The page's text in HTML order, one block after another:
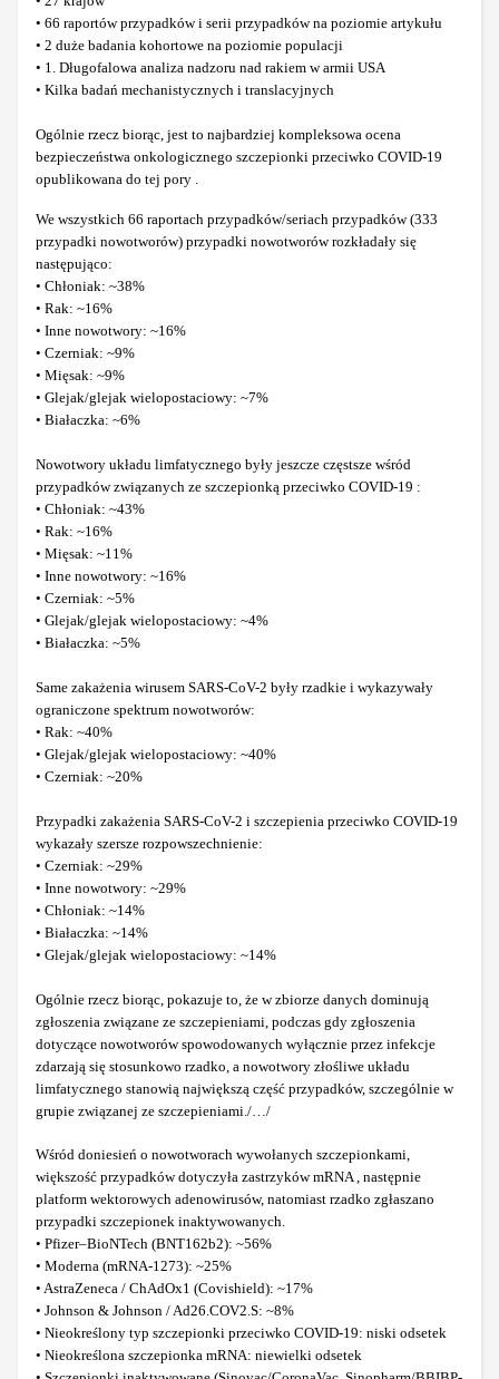
• 66 raportów przypadków i serii przypadków na poziomie artykułu
• 2 duże badania kohortowe na poziomie populacji
• 1. Długofalowa analiza nadzoru nad rakiem w armii USA
• Kilka badań mechanistycznych i translacyjnych
Ogólnie rzecz biorąc, jest to najbardziej kompleksowa ocena
bezpieczeństwa onkologicznego szczepionki przeciwko COVID-19
opublikowana do tej pory .
We wszystkich 66 raportach przypadków/seriach przypadków (333
przypadki nowotworów) przypadki nowotworów rozkładały się
następująco:
• Chłoniak: ~38%
• Rak: ~16%
• Inne nowotwory: ~16%
• Czerniak: ~9%
• Mięsak: ~9%
• Glejak/glejak wielopostaciowy: ~7%
• Białaczka: ~6%
Nowotwory układu limfatycznego były jeszcze częstsze wśród
przypadków związanych ze szczepionką przeciwko COVID-19 :
• Chłoniak: ~43%
• Rak: ~16%
• Mięsak: ~11%
• Inne nowotwory: ~16%
• Czerniak: ~5%
• Glejak/glejak wielopostaciowy: ~4%
• Białaczka: ~5%
Same zakażenia wirusem SARS-CoV-2 były rzadkie i wykazywały
ograniczone spektrum nowotworów:
• Rak: ~40%
• Glejak/glejak wielopostaciowy: ~40%
• Czerniak: ~20%
Przypadki zakażenia SARS-CoV-2 i szczepienia przeciwko COVID-19
wykazały szersze rozpowszechnienie:
• Czerniak: ~29%
• Inne nowotwory: ~29%
• Chłoniak: ~14%
• Białaczka: ~14%
• Glejak/glejak wielopostaciowy: ~14%
Ogólnie rzecz biorąc, pokazuje to, że w zbiorze danych dominują
zgłoszenia związane ze szczepieniami, podczas gdy zgłoszenia
dotyczące nowotworów spowodowanych wyłącznie przez infekcje
zdarzają się stosunkowo rzadko, a nowotwory złośliwe układu
limfatycznego stanowią największą część przypadków, szczególnie w
grupie związanej ze szczepieniami./…/
Wśród doniesień o nowotworach wywołanych szczepionkami,
większość przypadków dotyczyła zastrzyków mRNA , następnie
platform wektorowych adenowirusów, natomiast rzadko zgłaszano
przypadki szczepionek inaktywowanych.
• Pfizer–BioNTech (BNT162b2): ~56%
• Moderna (mRNA-1273): ~25%
• AstraZeneca / ChAdOx1 (Covishield): ~17%
• Johnson & Johnson / Ad26.COV2.S: ~8%
• Nieokreślony typ szczepionki przeciwko COVID-19: niski odsetek
• Nieokreślona szczepionka mRNA: niewielki odsetek